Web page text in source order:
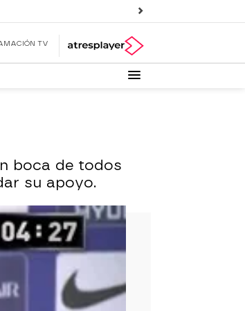
TV
boca de todos
su apoyo.